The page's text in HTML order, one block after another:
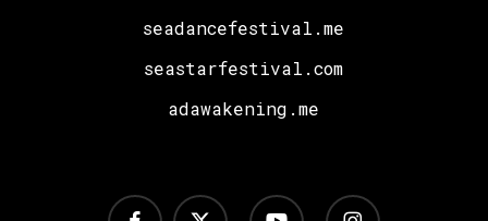
seadancefestival.me
seastarfestival.com
adawakening.me
x-
facebook youtube instagram